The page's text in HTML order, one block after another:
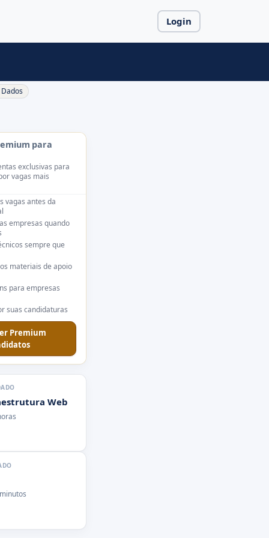
Login
Dados
para
exclusivas para
vagas mais
vagas antes da
empresas quando
sempre que
materiais de apoio
para empresas
suas candidaturas
Premium
Web